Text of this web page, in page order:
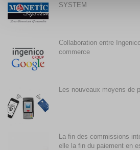
SYSTEM
Collaboration entre
commerce
Les nouveaux moyens de
La fin des commissions
elle la fin du paiement en